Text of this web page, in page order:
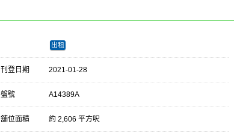
出租
刊登日期 2021-01-28
盤號 A14389A
舖位面積 約 2,606 平方呎